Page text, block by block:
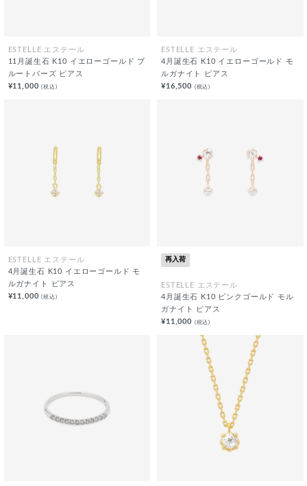
ESTELLE エステール
11月誕生石 K10 イエローゴールド ブ
ルートパーズ ピアス
¥11,000(税込)
ESTELLE エステール
4月誕生石 K10 イエローゴールド モ
ルガナイト ピアス
¥16,500 (税込)
ESTELLE エステール
4月誕生石 K10 イエローゴールド モ
ルガナイト ピアス
¥11,000(税込)
再入荷
ESTELLE エステール
4月誕生石 K10 ピンクゴールド モル
ガナイト ピアス
¥11,000 (税込)